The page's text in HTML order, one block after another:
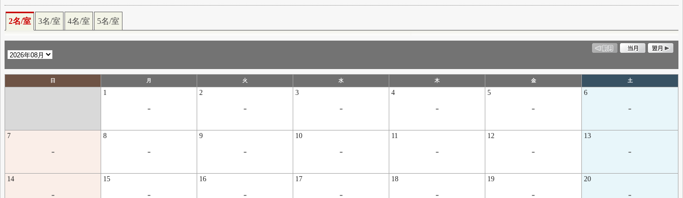
2名/室 3名/室 4名/室 5名/室
日 月 火 水 木 金 土
1
-
2
-
3
-
4
-
5
-
6
-
7
-
8
-
9
-
10
-
11
-
12
-
13
-
14
-
15
-
16
-
17
-
18
-
19
-
20
-